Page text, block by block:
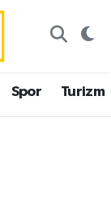
Spor Turizm